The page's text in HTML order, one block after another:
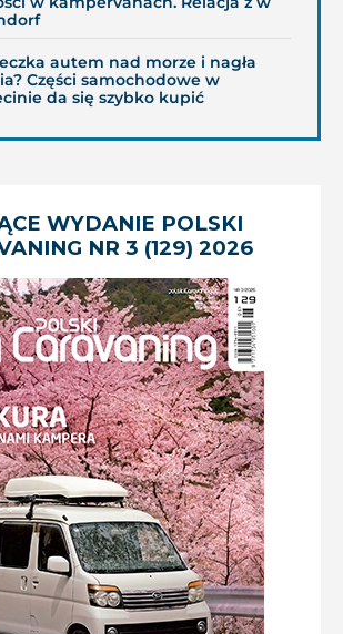
autem nad morze i nagła
Części samochodowe w
da się szybko kupić
WYDANIE POLSKI
NR 3 (129) 2026